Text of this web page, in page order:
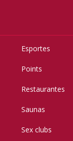
Esportes
Points
Restaurantes
Saunas
Sex clubs